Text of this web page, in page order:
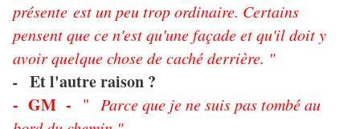
présente est un peu trop ordinaire. Certains
pensent que ce n'est qu'une façade et qu'il doit y
avoir quelque chose de caché derrière. "
- Et l'autre raison ?
- GM - " Parce que je ne suis pas tombé au